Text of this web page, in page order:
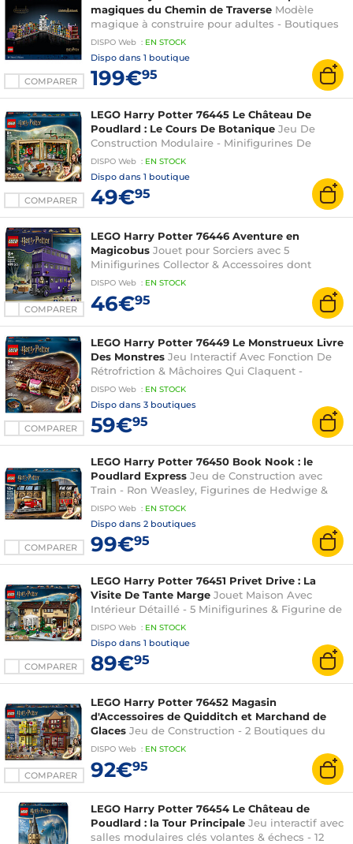
COMPARER
magiques du Chemin de Traverse Modèle
magique à construire pour adultes - Boutiques
miniatures en briques - 12 microfigurines
collector
DISPO Web : EN STOCK
Dispo dans 1 boutique
199€95
COMPARER
LEGO Harry Potter 76445 Le Château De
Poudlard : Le Cours De Botanique Jeu De
Construction Modulaire - Minifigurines De
Neville, Hermione & Prof. Chourave - 3
Mandragores - Cadeau Fille Dès 8 Ans
DISPO Web : EN STOCK
Dispo dans 1 boutique
49€95
COMPARER
LEGO Harry Potter 76446 Aventure en
Magicobus Jouet pour Sorciers avec 5
Minifigurines Collector & Accessoires dont
Baguettes Magiques - Cadeau sur le Prisonnier
d'Azkaban pour Fille ou Garçon 8 ans
DISPO Web : EN STOCK
46€95
COMPARER
LEGO Harry Potter 76449 Le Monstrueux Livre
Des Monstres Jeu Interactif Avec Fonction De
Rétrofriction & Mâchoires Qui Claquent -
Minifigurine De Neville - Cadeau Pour Garçon,
Fille & Fans Dès 9 Ans
DISPO Web : EN STOCK
Dispo dans 3 boutiques
59€95
COMPARER
LEGO Harry Potter 76450 Book Nook : le
Poudlard Express Jeu de Construction avec
Train - Ron Weasley, Figurines de Hedwige &
Croûtard - Cadeau sur le Monde des Sorciers -
Garçon ou Fille dès 10 Ans
DISPO Web : EN STOCK
Dispo dans 2 boutiques
99€95
COMPARER
LEGO Harry Potter 76451 Privet Drive : La
Visite De Tante Marge Jouet Maison Avec
Intérieur Détaillé - 5 Minifigurines & Figurine de
la Tante Gonflée - Cadeau Prisonnier d'Azkaban
Garçon Dès 8 Ans
DISPO Web : EN STOCK
Dispo dans 1 boutique
89€95
COMPARER
LEGO Harry Potter 76452 Magasin
d'Accessoires de Quidditch et Marchand de
Glaces Jeu de Construction - 2 Boutiques du
Chemin de Traverse, 6 Minifigurines & Nimbus
2000 - Cadeau Garçon ou Fille 8 Ans
DISPO Web : EN STOCK
92€95
LEGO Harry Potter 76454 Le Château de
Poudlard : la Tour Principale Jeu interactif avec
salles modulaires clés volantes & échecs - 12